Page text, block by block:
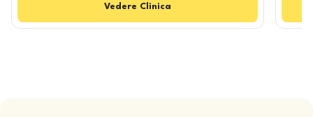
Vedere Clinica